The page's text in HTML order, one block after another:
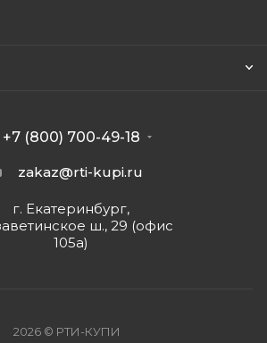
+7 (800) 700-49-18
zakaz@rti-kupi.ru
г. Екатеринбург,
ш., 29 (офис
105а)
2026 © РТИ-КУПИ